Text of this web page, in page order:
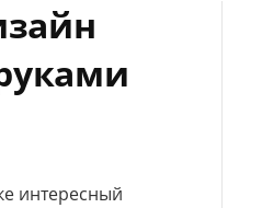
интересный